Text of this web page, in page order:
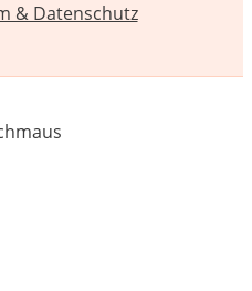
& Datenschutz